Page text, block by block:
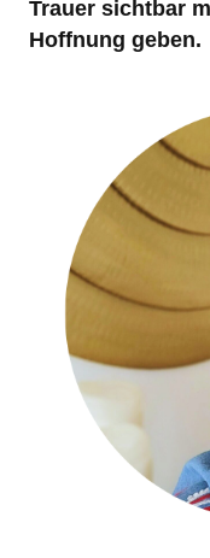
Trauer sichtbar
Hoffnung geben.